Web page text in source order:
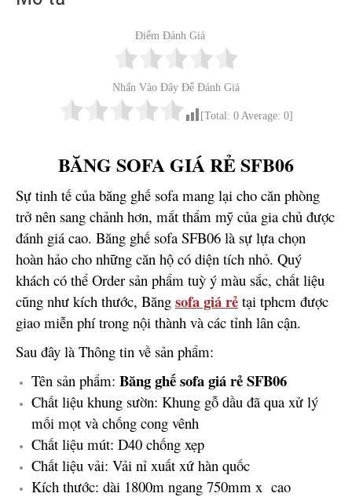
Điểm Đánh Giá
Nhấn Vào Đây Để Đánh Giá
[Total: 0 Average: 0]
BĂNG SOFA GIÁ RẺ SFB06
Sự tinh tế của băng ghế sofa mang lại cho căn phòng
trở nên sang chảnh hơn, mắt thẩm mỹ của gia chủ được
đánh giá cao. Băng ghế sofa SFB06 là sự lựa chọn
hoàn hảo cho những căn hộ có diện tích nhỏ. Quý
khách có thể Order sản phẩm tuỳ ý màu sắc, chất liệu
cũng như kích thước, Băng sofa giá rẻ tại tphcm được
giao miễn phí trong nội thành và các tỉnh lân cận.
Sau đây là Thông tin về sản phẩm:
Tên sản phẩm: Băng ghế sofa giá rẻ SFB06
Chất liệu khung sườn: Khung gỗ dầu đã qua xử lý
mối mọt và chống cong vênh
Chất liệu mút: D40 chống xẹp
Chất liệu vải: Vải nỉ xuất xứ hàn quốc
Kích thước: dài 1800m ngang 750mm x cao